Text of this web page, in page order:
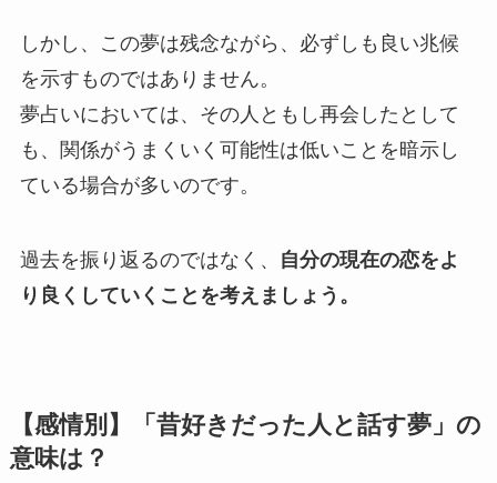
しかし、この夢は残念ながら、必ずしも良い兆候
を示すものではありません。
夢占いにおいては、その人ともし再会したとして
も、関係がうまくいく可能性は低いことを暗示し
ている場合が多いのです。
過去を振り返るのではなく、
自分の現在の恋をよ
り良くしていくことを考えましょう。
【感情別】「昔好きだった人と話す夢」の
意味は？